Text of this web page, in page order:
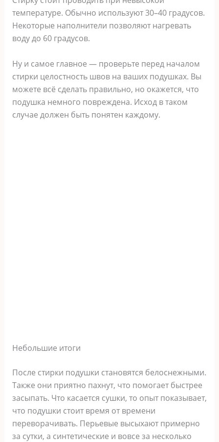
температуре. Обычно используют 30–40 градусов.
Некоторые наполнители позволяют нагревать
воду до 60 градусов.
Ну и самое главное — проверьте перед началом
стирки целостность швов на ваших подушках. Вы
можете всё сделать правильно, но окажется, что
подушка немного повреждена. Исход в таком
случае должен быть понятен каждому.
Небольшие итоги
После стирки подушки становятся белоснежными.
Также они приятно пахнут, что помогает быстрее
засыпать. Что касается сушки, то опыт показывает,
что подушки стоит время от времени
переворачивать. Перьевые высыхают примерно
за сутки, а синтетические и вовсе за несколько